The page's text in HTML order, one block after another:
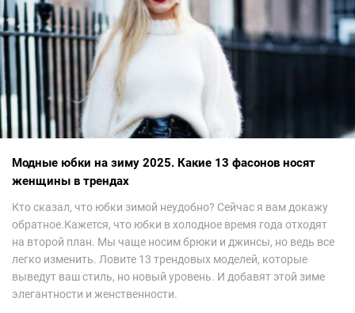
Модные юбки на зиму 2025. Какие 13 фасонов носят
женщины в трендах
Кто сказал, что юбки зимой неудобно? Сейчас я вам докажу
обратное.Кажется, что юбки в холодное время года отходят
на второй план. Мы чаще носим брюки и джинсы, но ведь все
легко изменить. Ловите 13 трендовых моделей, которые
выведут ваш стиль, но новый уровень. И добавят этой зиме
элегантности и женственности.